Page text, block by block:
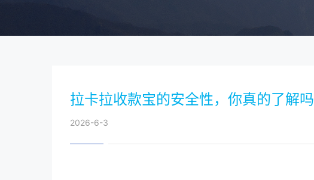
拉卡拉收款宝的安全性，你真的了解吗
2026-6-3